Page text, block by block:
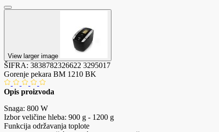
View larger image
ŠIFRA: 3838782326622 3295017
Gorenje pekara BM 1210 BK
Opis proizvoda
Snaga: 800 W
Izbor veličine hleba: 900 g - 1200 g
Funkcija održavanja toplote